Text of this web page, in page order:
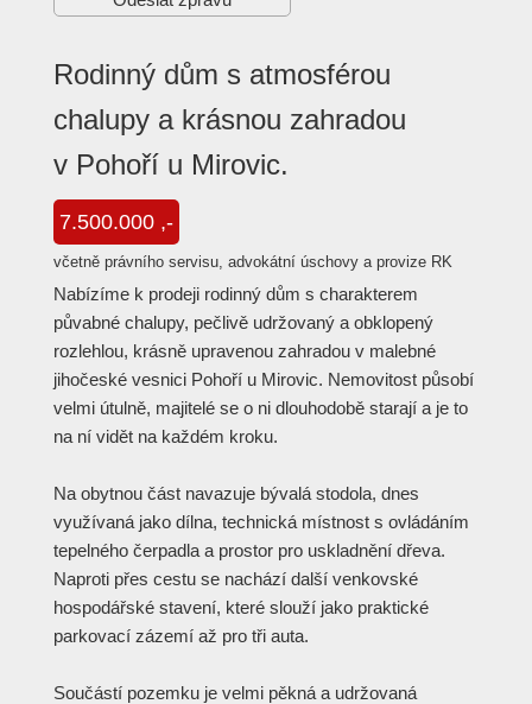
Rodinný dům s atmosférou
chalupy a krásnou zahradou
v Pohoří u Mirovic.
7.500.000 ,-
včetně právního servisu, advokátní úschovy a provize RK
Nabízíme k prodeji rodinný dům s charakterem
půvabné chalupy, pečlivě udržovaný a obklopený
rozlehlou, krásně upravenou zahradou v malebné
jihočeské vesnici Pohoří u Mirovic. Nemovitost působí
velmi útulně, majitelé se o ni dlouhodobě starají a je to
na ní vidět na každém kroku.
Na obytnou část navazuje bývalá stodola, dnes
využívaná jako dílna, technická místnost s ovládáním
tepelného čerpadla a prostor pro uskladnění dřeva.
Naproti přes cestu se nachází další venkovské
hospodářské stavení, které slouží jako praktické
parkovací zázemí až pro tři auta.
Součástí pozemku je velmi pěkná a udržovaná